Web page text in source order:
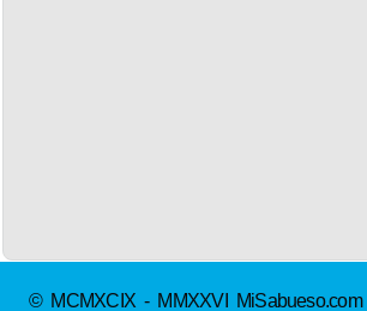
© MCMXCIX - MMXXVI